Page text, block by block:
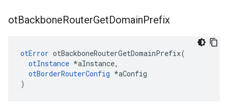
otBackboneRouterGetDomainPrefix
otError otBackboneRouterGetDomainPrefix(
otInstance *aInstance,
otBorderRouterConfig *aConfig
)